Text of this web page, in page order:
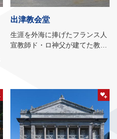
出津教会堂
生涯を外海に捧げたフランス人
宣教師ド・ロ神父が建てた教会